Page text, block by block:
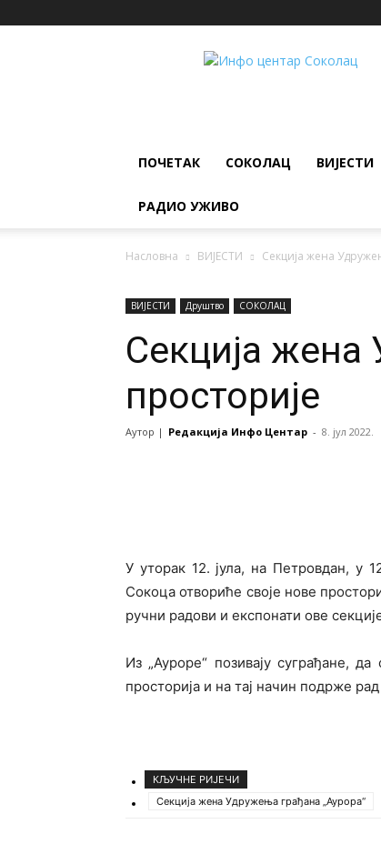
ИНФО
ПОЧЕТАК СОКОЛАЦ ВИЈЕСТИ
РАДИО УЖИВО
Насловна ВИЈЕСТИ Секција жена
ВИЈЕСТИ Друштво СОКОЛАЦ
Секција жена
просторије
Аутор | Редакција Инфо Центар - 8. јул 2022.
У уторак 12. јула, на Петровдан, у
Сокоца отвориће своје нове
ручни радови и експонати ове
Из „Ауроре“ позивају суграђане,
просторија и на тај начин подрже рад
КЉУЧНЕ РИЈЕЧИ
Секција жена Удружења грађана „Аурора“